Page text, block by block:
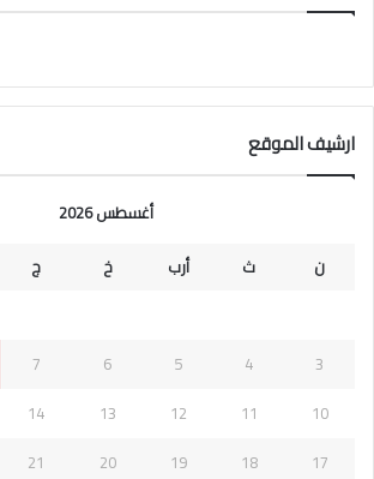
ارشيف الموقع
أغسطس 2026
ن
ث أرب خ ج
3
4
5
6
7
10
11
12
13
14
17
18
19
20
21